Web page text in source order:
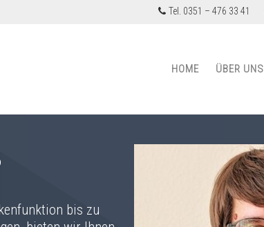
Tel. 0351 – 476 33 41
HOME ÜBER UNS
bis zu